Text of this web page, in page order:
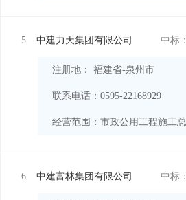
5 中建力天集团有限公司 中标：
注册地： 福建省-泉州市
联系电话：0595-22168929
经营范围：
6 中建富林集团有限公司 中标：